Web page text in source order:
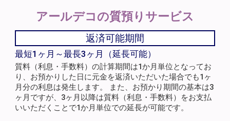
アールデコの質預りサービス
返済可能期間
最短1ヶ月～最長3ヶ月（延長可能）
質料（利息・手数料）の計算期間は1か月単位となってお
り、お預かりした日に元金を返済いただいた場合でも1ヶ
月分の利息は発生します。 また、お預かり期間の基本は3
ヶ月ですが、3ヶ月以降は質料（利息・手数料）をお支払
いいただくことで1か月単位での延長が可能です。